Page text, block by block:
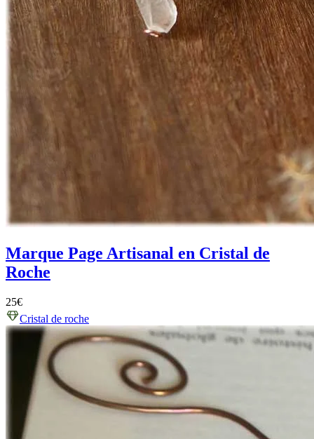
Marque Page Artisanal en Cristal de
Roche
25€
Cristal de roche